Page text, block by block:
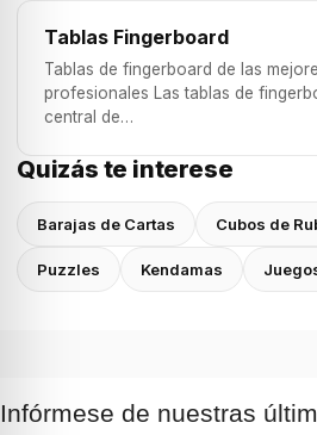
Tablas Fingerboard
Tablas de fingerboard de las
profesionales Las tablas de
central de…
Quizás te interese
Barajas de Cartas Cubos de
Puzzles Kendamas
Infórmese de nuestras